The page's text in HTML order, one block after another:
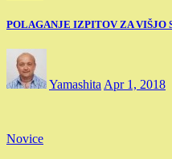
POLAGANJE IZPITOV ZA VIŠJO
Yamashita Apr 1, 2018
Novice